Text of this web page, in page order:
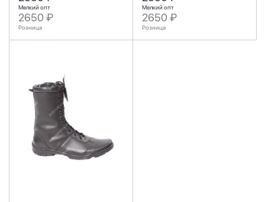
Мелкий опт
2650 ₽
Розница
Мелкий опт
2650 ₽
Розница